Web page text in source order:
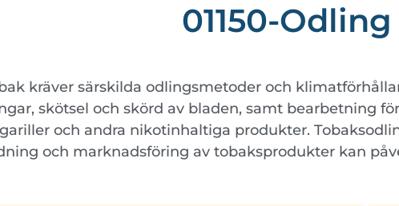
01150-
kräver särskilda odlingsmetoder och
skötsel och skörd av bladen, samt bearbetning
och andra nikotinhaltiga produkter.
och marknadsföring av tobaksprodukter kan